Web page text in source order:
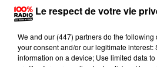
Le respect de votre vie
We and our (447) partnersdo the following
your consent and/or our legitimate interest:
information on a device; Use limited data